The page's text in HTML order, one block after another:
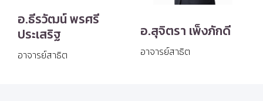
อ.ธีรวัฒน์ พรศรี
ประเสริฐ
อาจารย์สาธิต
อ.สุจิตรา เพ็งภักดี
อาจารย์สาธิต